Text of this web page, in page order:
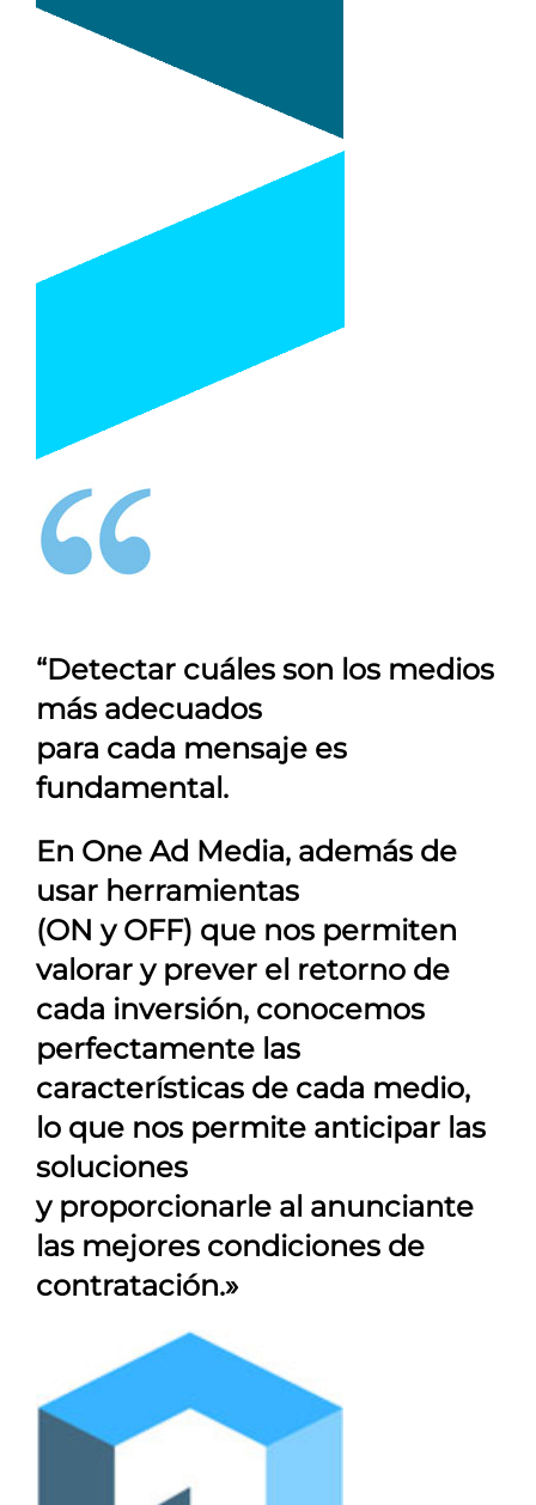
“Detectar cuáles son los medios
más adecuados
para cada mensaje es
fundamental.
En One Ad Media, además de
usar herramientas
(ON y OFF) que nos permiten
valorar y prever el retorno de
cada inversión, conocemos
perfectamente las
características de cada medio,
lo que nos permite anticipar las
soluciones
y proporcionarle al anunciante
las mejores condiciones de
contratación.»